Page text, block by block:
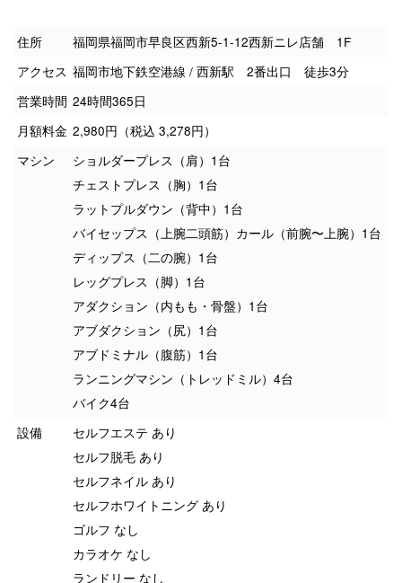
住所
福岡県福岡市早良区西新5-1-12西新ニレ店舗 1F
アクセス 福岡市地下鉄空港線 / 西新駅 2番出口 徒歩3分
営業時間 24時間365日
月額料金 2,980円（税込 3,278円）
マシン
ショルダープレス（肩）1台
チェストプレス（胸）1台
ラットプルダウン（背中）1台
バイセップス（上腕二頭筋）カール（前腕〜上腕）1台
ディップス（二の腕）1台
レッグプレス（脚）1台
アダクション（内もも・骨盤）1台
アブダクション（尻）1台
アブドミナル（腹筋）1台
ランニングマシン（トレッドミル）4台
バイク4台
設備
セルフエステ あり
セルフ脱毛 あり
セルフネイル あり
セルフホワイトニング あり
ゴルフ なし
カラオケ なし
ランドリー なし